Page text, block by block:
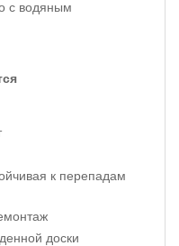
с водяным
к перепадам
доски